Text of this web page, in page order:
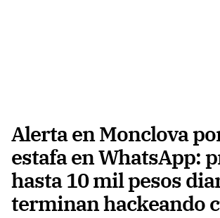
Alerta en Monclova
estafa en WhatsApp:
hasta 10 mil pesos
terminan hackeando